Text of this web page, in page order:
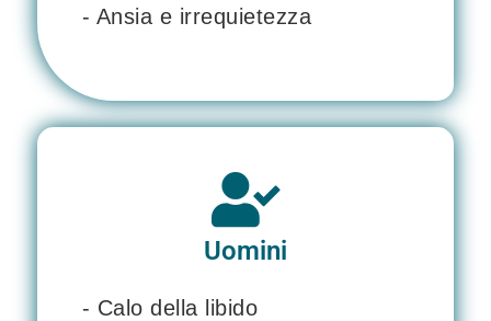
- Ansia e irrequietezza
Uomini
- Calo della libido